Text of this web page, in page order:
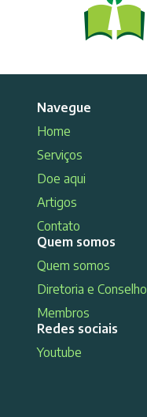
Navegue
Home
Serviços
Doe aqui
Artigos
Contato
Quem somos
Quem somos
Diretoria e Conselho
Membros
Redes sociais
Youtube